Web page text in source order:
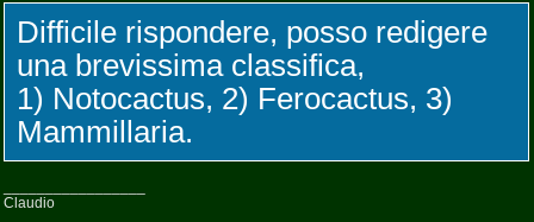
Difficile rispondere, posso redigere
una brevissima classifica,
1) Notocactus, 2) Ferocactus, 3)
Mammillaria.
Claudio